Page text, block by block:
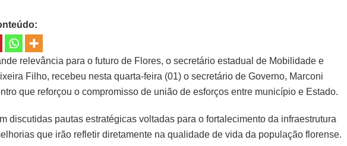
relevância para o futuro de Flores, o secretário estadual de Mobilidade e
Filho, recebeu nesta quarta-feira (01) o secretário de Governo, Marconi
que reforçou o compromisso de união de esforços entre município e Estado.
discutidas pautas estratégicas voltadas para o fortalecimento da infraestrutura
que irão refletir diretamente na qualidade de vida da população florense.